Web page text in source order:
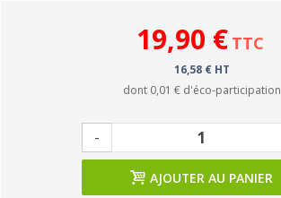
19,90 € TTC
16,58 € HT
dont 0,01 € d'éco-participation
-
AJOUTER AU PANIER